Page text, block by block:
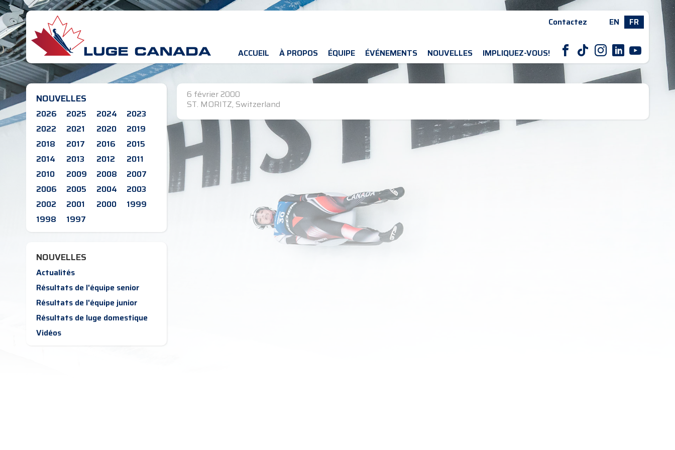
Contactez EN FR
ACCUEIL À PROPOS ÉQUIPE ÉVÉNEMENTS NOUVELLES IMPLIQUEZ-VOUS! F T I L Y
NOUVELLES
2026 2025 2024
2023
2022
2021 2020
2019
2018
2017 2016
2015
2014
2013 2012
2011
2010
2009 2008
2007
2006
2005 2004
2003
2002
2001 2000
1999
1998
1997
NOUVELLES
Actualités
Résultats de l'équipe senior
Résultats de l'équipe junior
Résultats de luge domestique
Vidéos
6 février 2000
ST. MORITZ, Switzerland